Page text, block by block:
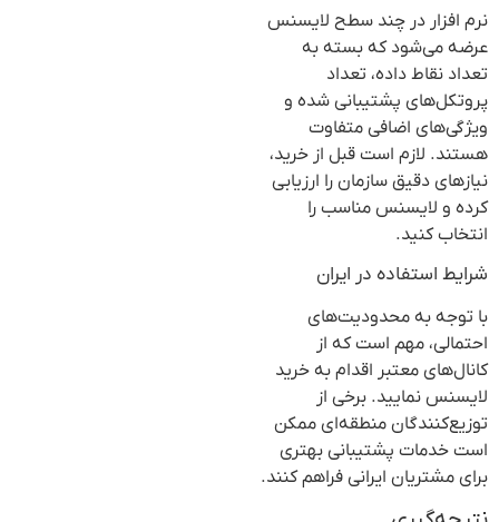
نرم افزار در چند سطح لایسنس
عرضه می‌شود که بسته به
تعداد نقاط داده، تعداد
پروتکل‌های پشتیبانی شده و
ویژگی‌های اضافی متفاوت
هستند. لازم است قبل از خرید،
نیازهای دقیق سازمان را ارزیابی
کرده و لایسنس مناسب را
انتخاب کنید.
شرایط استفاده در ایران
با توجه به محدودیت‌های
احتمالی، مهم است که از
کانال‌های معتبر اقدام به خرید
لایسنس نمایید. برخی از
توزیع‌کنندگان منطقه‌ای ممکن
است خدمات پشتیبانی بهتری
برای مشتریان ایرانی فراهم کنند.